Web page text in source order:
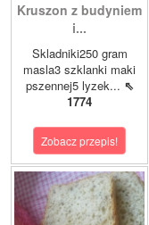
Kruszon z budyniem
i...
Skladniki250 gram
masla3 szklanki maki
pszennej5 lyzek... ⇖
1774
Zobacz przepis!